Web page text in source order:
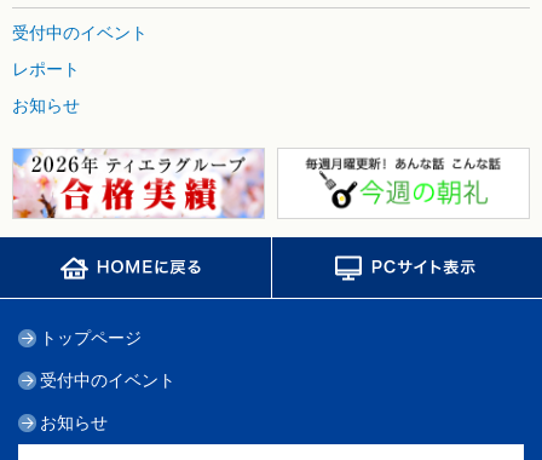
受付中のイベント
レポート
お知らせ
トップページ
受付中のイベント
お知らせ